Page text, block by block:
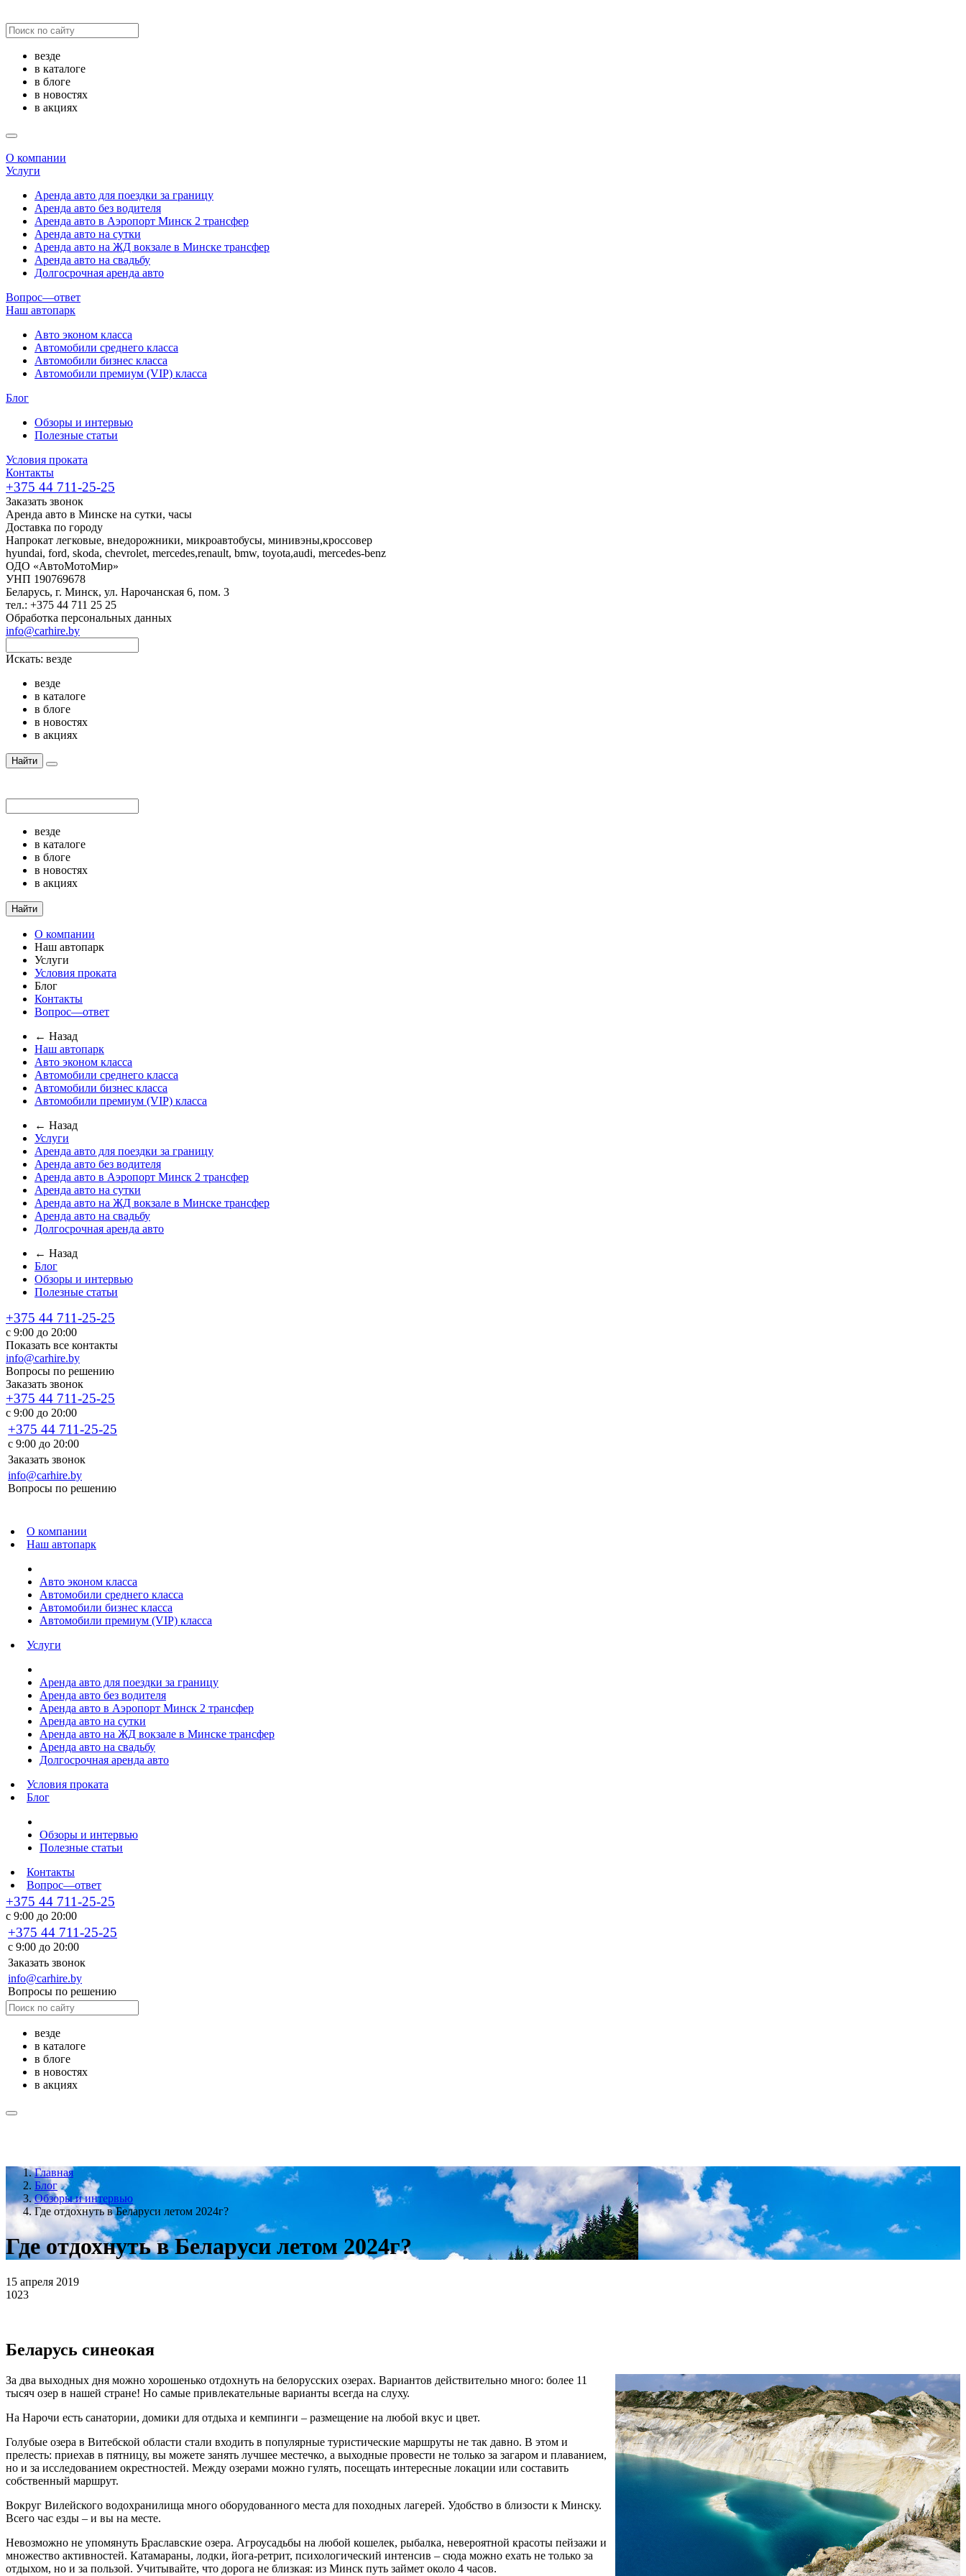
везде
в каталоге
в блоге
в новостях
в акциях
О компании
Услуги
Аренда авто для поездки за границу
Аренда авто без водителя
Аренда авто в Аэропорт Минск 2 трансфер
Аренда авто на сутки
Аренда авто на ЖД вокзале в Минске трансфер
Аренда авто на свадьбу
Долгосрочная аренда авто
Вопрос—ответ
Наш автопарк
Авто эконом класса
Автомобили среднего класса
Автомобили бизнес класса
Автомобили премиум (VIP) класса
Блог
Обзоры и интервью
Полезные статьи
Условия проката
Контакты
+375 44 711-25-25
Заказать звонок
Аренда авто в Минске на сутки, часы
Доставка по городу
Напрокат легковые, внедорожники, микроавтобусы, минивэны,кроссовер
hyundai, ford, skoda, chevrolet, mercedes,renault, bmw, toyota,audi, mercedes-benz
ОДО «АвтоМотоМир»
УНП 190769678
Беларусь, г. Минск, ул. Нарочанская 6, пом. 3
тел.: +375 44 711 25 25
Обработка персональных данных
info@carhire.by
Искать: везде
везде
в каталоге
в блоге
в новостях
в акциях
Найти
везде
в каталоге
в блоге
в новостях
в акциях
Найти
О компании
Наш автопарк
Услуги
Условия проката
Блог
Контакты
Вопрос—ответ
← Назад
Наш автопарк
Авто эконом класса
Автомобили среднего класса
Автомобили бизнес класса
Автомобили премиум (VIP) класса
← Назад
Услуги
Аренда авто для поездки за границу
Аренда авто без водителя
Аренда авто в Аэропорт Минск 2 трансфер
Аренда авто на сутки
Аренда авто на ЖД вокзале в Минске трансфер
Аренда авто на свадьбу
Долгосрочная аренда авто
← Назад
Блог
Обзоры и интервью
Полезные статьи
+375 44 711-25-25
с 9:00 до 20:00
Показать все контакты
info@carhire.by
Вопросы по решению
Заказать звонок
+375 44 711-25-25
с 9:00 до 20:00
+375 44 711-25-25
с 9:00 до 20:00
Заказать звонок
info@carhire.by
Вопросы по решению
О компании
Наш автопарк
Авто эконом класса
Автомобили среднего класса
Автомобили бизнес класса
Автомобили премиум (VIP) класса
Услуги
Аренда авто для поездки за границу
Аренда авто без водителя
Аренда авто в Аэропорт Минск 2 трансфер
Аренда авто на сутки
Аренда авто на ЖД вокзале в Минске трансфер
Аренда авто на свадьбу
Долгосрочная аренда авто
Условия проката
Блог
Обзоры и интервью
Полезные статьи
Контакты
Вопрос—ответ
+375 44 711-25-25
с 9:00 до 20:00
+375 44 711-25-25
с 9:00 до 20:00
Заказать звонок
info@carhire.by
Вопросы по решению
везде
в каталоге
в блоге
в новостях
в акциях
Главная
Блог
Обзоры и интервью
Где отдохнуть в Беларуси летом 2024г?
Где отдохнуть в Беларуси летом 2024г?
15 апреля 2019
1023
Беларусь синеокая
За два выходных дня можно хорошенько отдохнуть на белорусских озерах. Вариантов действительно много: более 11
тысяч озер в нашей стране! Но самые привлекательные варианты всегда на слуху.
На Нарочи есть санатории, домики для отдыха и кемпинги – размещение на любой вкус и цвет.
Голубые озера в Витебской области стали входить в популярные туристические маршруты не так давно. В этом и
прелесть: приехав в пятницу, вы можете занять лучшее местечко, а выходные провести не только за загаром и плаванием,
но и за исследованием окрестностей. Между озерами можно гулять, посещать интересные локации или составить
собственный маршрут.
Вокруг Вилейского водохранилища много оборудованного места для походных лагерей. Удобство в близости к Минску.
Всего час езды – и вы на месте.
Невозможно не упомянуть Браславские озера. Агроусадьбы на любой кошелек, рыбалка, невероятной красоты пейзажи и
множество активностей. Катамараны, лодки, йога-ретрит, психологический интенсив – сюда можно ехать не только за
отдыхом, но и за пользой. Учитывайте, что дорога не близкая: из Минск путь займет около 4 часов.